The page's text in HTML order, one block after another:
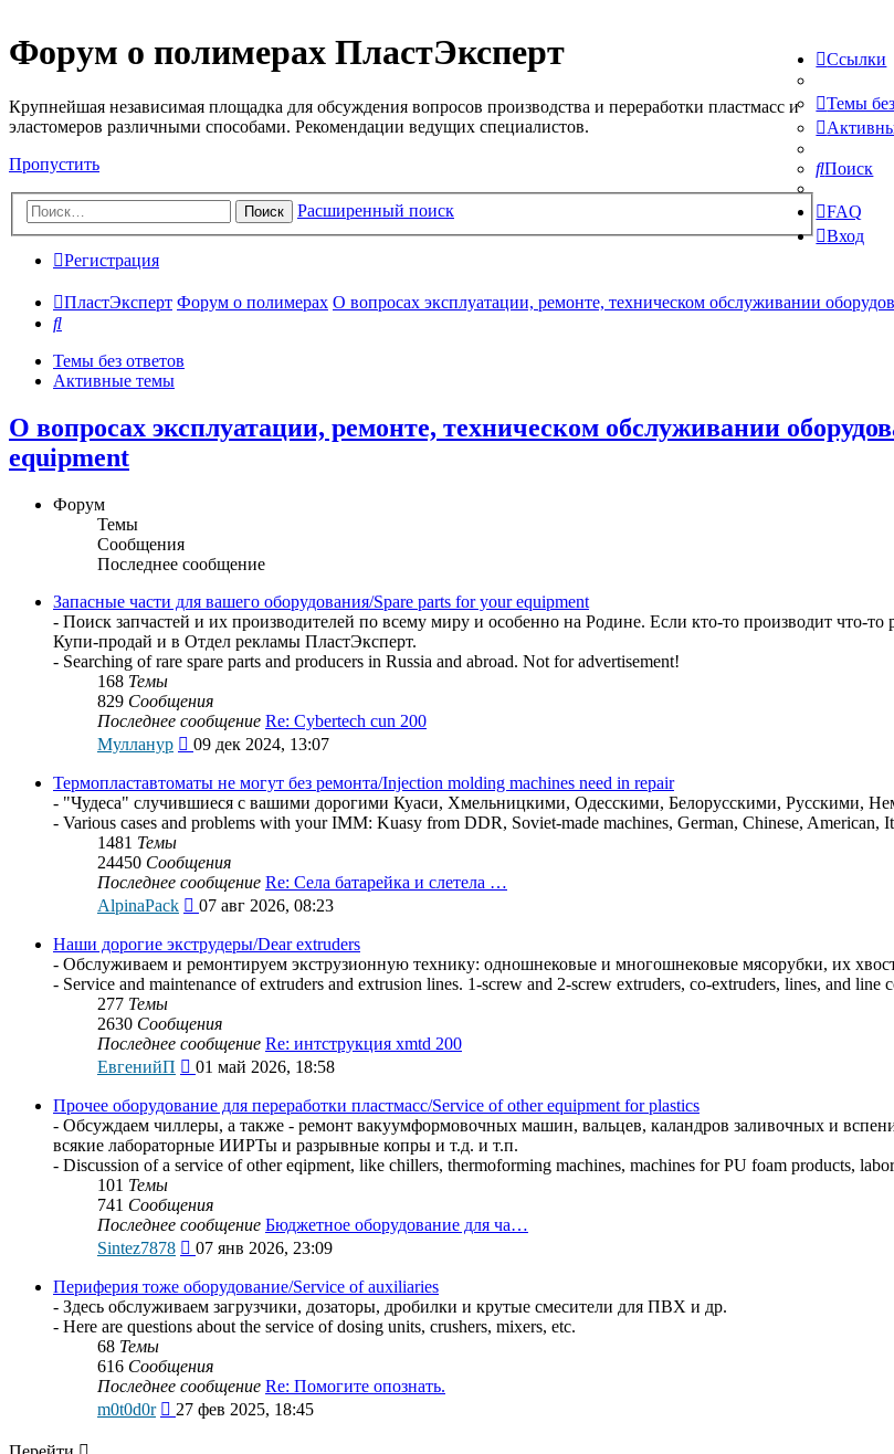
Форум о полимерах ПластЭксперт
Крупнейшая независимая площадка для обсуждения вопросов производства и переработки пластмасс и
эластомеров различными способами. Рекомендации ведущих специалистов.
Пропустить
Поиск Расширенный поиск
Ссылки
Темы
Поиск
FAQ
Вход
Регистрация
ПластЭксперт Форум о полимерах О вопросах эксплуатации, ремонте, техническом обслуживании
Поиск
Темы без ответов
Активные темы
О вопросах эксплуатации, ремонте, техническом обслуживании
equipment
Форум
Темы
Сообщения
Последнее сообщение
Запасные части для вашего оборудования/Spare parts for your equipment
- Поиск запчастей и их производителей по всему миру и особенно на Родине. Если кто-то производит что-то
Купи-продай и в Отдел рекламы ПластЭксперт.
- Searching of rare spare parts and producers in Russia and abroad. Not for advertisement!
168 Темы
829 Сообщения
Последнее сообщение Re: Cybertech cun 200
Мулланур
Перейти
последнему
сообщению
09 дек 2024, 13:07
Термопластавтоматы не могут без ремонта/Injection molding machines need in repair
- "Чудеса" случившиеся с вашими дорогими Куаси, Хмельницкими, Одесскими, Белорусскими, Русскими,
- Various cases and problems with your IMM: Kuasy from DDR, Soviet-made machines, German, Chinese, American,
1481 Темы
24450 Сообщения
Последнее сообщение Re: Села батарейка и слетела …
AlpinaPack
Перейти
последнему
сообщению
07 авг 2026, 08:23
Наши дорогие экструдеры/Dear extruders
- Обслуживаем и ремонтируем экструзионную технику: одношнековые и многошнековые мясорубки, их
- Service and maintenance of extruders and extrusion lines. 1-screw and 2-screw extruders, co-extruders, lines, and line
277 Темы
2630 Сообщения
Последнее сообщение Re: интструкция xmtd 200
ЕвгенийП
Перейти
последнему
сообщению
01 май 2026, 18:58
Прочее оборудование для переработки пластмасс/Service of other equipment for plastics
- Обсуждаем чиллеры, а также - ремонт вакуумформовочных машин, вальцев, каландров заливочных и
всякие лабораторные ИИРТы и разрывные копры и т.д. и т.п.
- Discussion of a service of other eqipment, like chillers, thermoforming machines, machines for PU foam products,
101 Темы
741 Сообщения
Последнее сообщение Бюджетное оборудование для ча…
Sintez7878
Перейти
последнему
сообщению
07 янв 2026, 23:09
Периферия тоже оборудование/Service of auxiliaries
- Здесь обслуживаем загрузчики, дозаторы, дробилки и крутые смесители для ПВХ и др.
- Here are questions about the service of dosing units, crushers, mixers, etc.
68 Темы
616 Сообщения
Последнее сообщение Re: Помогите опознать.
m0t0d0r
Перейти
27 фев 2025, 18:45